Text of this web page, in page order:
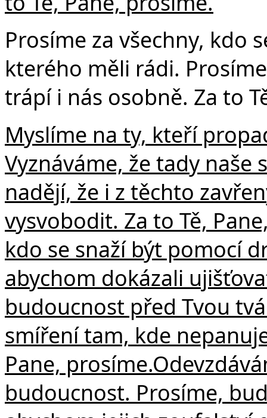
Prosíme za všechny, kdo
kterého měli rádi.
trápí i nás osobně. Za to
Myslíme na ty, kteří
Vyznáváme, že tady naše
nadějí, že i z těchto
vysvobodit. Za to Tě,
kdo se snaží být pomocí
abychom dokázali
budoucnost před Tvou
smíření tam, kde
Pane, prosíme.
budoucnost. Prosíme,